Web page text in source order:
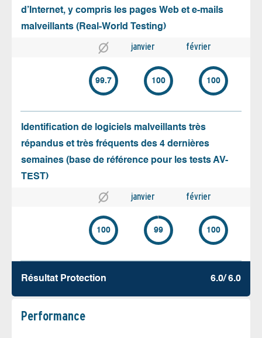
d’Internet, y compris les pages Web et e-mails
malveillants (Real-World Testing)
janvier février
99.7 100 100
Identification de logiciels malveillants très
répandus et très fréquents des 4 dernières
semaines (base de référence pour les tests AV-
TEST)
janvier février
100 99 100
Résultat Protection 6.0/ 6.0
Performance